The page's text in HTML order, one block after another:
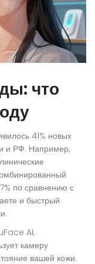
что
41% новых
и РФ. Например,
по сравнению с
и быстрый
AI,
камеру
вашей кожи.